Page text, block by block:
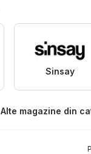
Sinsay
Alte magazine din